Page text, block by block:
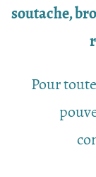
soutache,
Pour